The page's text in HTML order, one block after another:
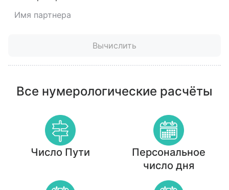
Вычислить
Все нумерологические расчёты
Число Пути
Персональное
число дня